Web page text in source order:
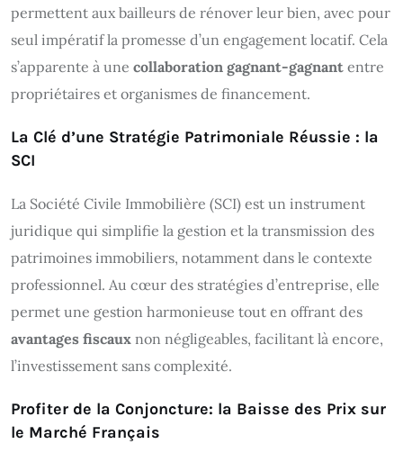
permettent aux bailleurs de rénover leur bien, avec pour
seul impératif la promesse d’un engagement locatif. Cela
s’apparente à une collaboration gagnant-gagnant entre
propriétaires et organismes de financement.
La Clé d’une Stratégie Patrimoniale Réussie : la
SCI
La Société Civile Immobilière (SCI) est un instrument
juridique qui simplifie la gestion et la transmission des
patrimoines immobiliers, notamment dans le contexte
professionnel. Au cœur des stratégies d’entreprise, elle
permet une gestion harmonieuse tout en offrant des
avantages fiscaux non négligeables, facilitant là encore,
l’investissement sans complexité.
Profiter de la Conjoncture: la Baisse des Prix sur
le Marché Français